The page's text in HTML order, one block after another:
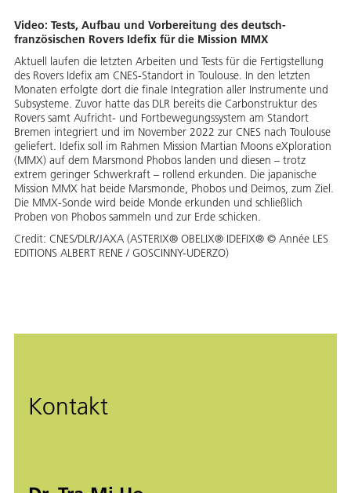
Video: Tests, Aufbau und Vorbereitung des deutsch-
französischen Rovers Idefix für die Mission MMX
Aktuell laufen die letzten Arbeiten und Tests für die Fertigstellung
des Rovers Idefix am CNES-Standort in Toulouse. In den letzten
Monaten erfolgte dort die finale Integration aller Instrumente und
Subsysteme. Zuvor hatte das DLR bereits die Carbonstruktur des
Rovers samt Aufricht- und Fortbewegungssystem am Standort
Bremen integriert und im November 2022 zur CNES nach Toulouse
geliefert. Idefix soll im Rahmen Mission Martian Moons eXploration
(MMX) auf dem Marsmond Phobos landen und diesen – trotz
extrem geringer Schwerkraft – rollend erkunden. Die japanische
Mission MMX hat beide Marsmonde, Phobos und Deimos, zum Ziel.
Die MMX-Sonde wird beide Monde erkunden und schließlich
Proben von Phobos sammeln und zur Erde schicken.
Credit: CNES/DLR/JAXA (ASTERIX® OBELIX® IDEFIX® © Année LES
EDITIONS ALBERT RENE / GOSCINNY-UDERZO)
Kontakt